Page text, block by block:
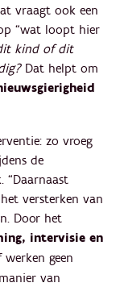
vraagt ook een
“wat loopt hier
kind of dit
Dat helpt om
zo vroeg
de
“Daarnaast
versterken van
Door het
intervisie en
geen
van